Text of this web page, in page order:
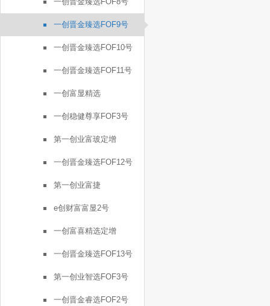
一创晋金臻选FOF9号
一创晋金臻选FOF10号
一创晋金臻选FOF11号
一创富显精选
一创稳健尊享FOF3号
第一创业富玻定增
一创晋金臻选FOF12号
第一创业富捷
e创财富富显2号
一创富喜精选定增
一创晋金臻选FOF13号
第一创业智选FOF3号
一创晋金睿选FOF2号